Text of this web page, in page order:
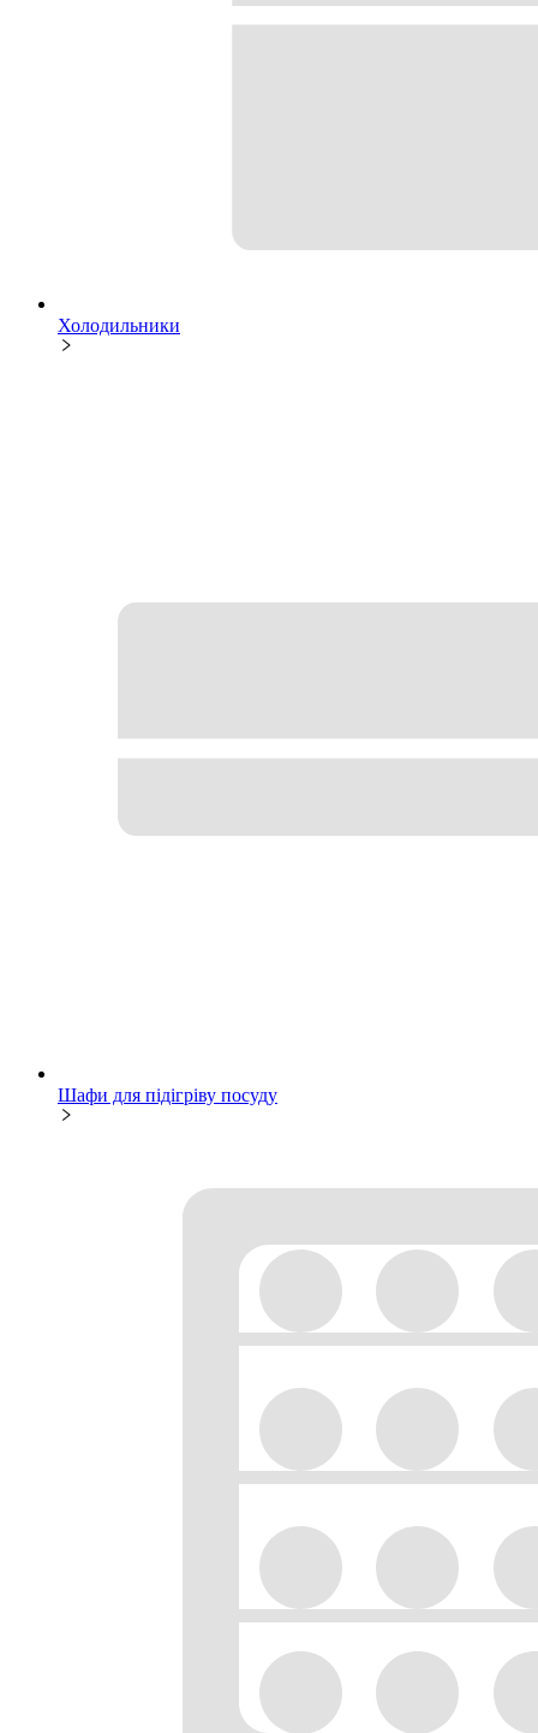
Холодильники
Шафи для підігріву посуду